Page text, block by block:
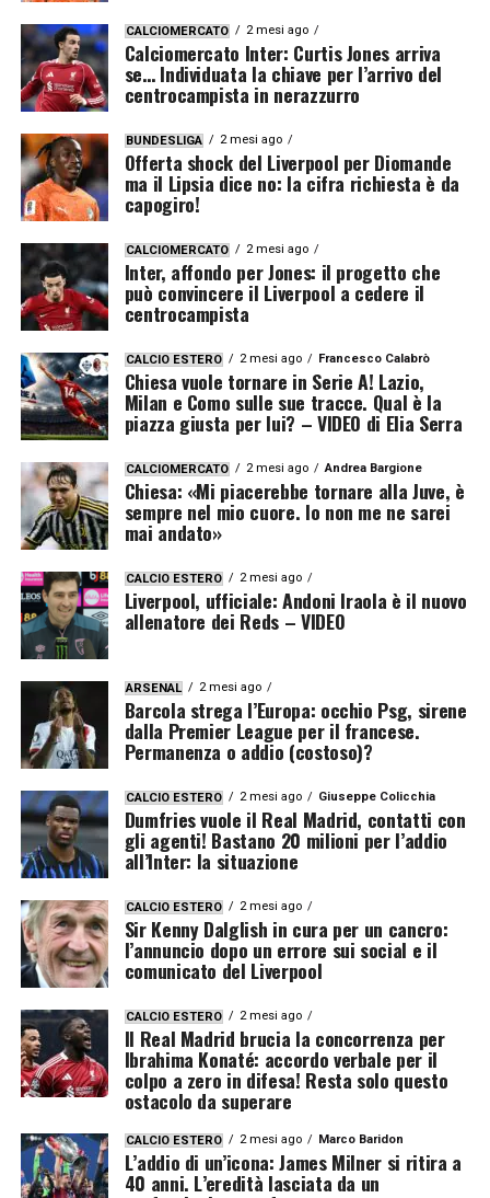
CALCIOMERCATO 2 mesi ago
Calciomercato Inter: Curtis Jones arriva
se… Individuata la chiave per l’arrivo del
centrocampista in nerazzurro
BUNDESLIGA 2 mesi ago
Offerta shock del Liverpool per Diomande
ma il Lipsia dice no: la cifra richiesta è da
capogiro!
CALCIOMERCATO 2 mesi ago
Inter, affondo per Jones: il progetto che
può convincere il Liverpool a cedere il
centrocampista
CALCIO ESTERO 2 mesi ago Francesco Calabrò
Chiesa vuole tornare in Serie A! Lazio,
Milan e Como sulle sue tracce. Qual è la
piazza giusta per lui? – VIDEO di Elia Serra
CALCIOMERCATO 2 mesi ago Andrea Bargione
Chiesa: «Mi piacerebbe tornare alla Juve, è
sempre nel mio cuore. Io non me ne sarei
mai andato»
CALCIO ESTERO 2 mesi ago
Liverpool, ufficiale: Andoni Iraola è il nuovo
allenatore dei Reds – VIDEO
ARSENAL 2 mesi ago
Barcola strega l’Europa: occhio Psg, sirene
dalla Premier League per il francese.
Permanenza o addio (costoso)?
CALCIO ESTERO 2 mesi ago Giuseppe Colicchia
Dumfries vuole il Real Madrid, contatti con
gli agenti! Bastano 20 milioni per l’addio
all’Inter: la situazione
CALCIO ESTERO 2 mesi ago
Sir Kenny Dalglish in cura per un cancro:
l’annuncio dopo un errore sui social e il
comunicato del Liverpool
CALCIO ESTERO 2 mesi ago
Il Real Madrid brucia la concorrenza per
Ibrahima Konaté: accordo verbale per il
colpo a zero in difesa! Resta solo questo
ostacolo da superare
CALCIO ESTERO 2 mesi ago Marco Baridon
L’addio di un’icona: James Milner si ritira a
40 anni. L’eredità lasciata da un